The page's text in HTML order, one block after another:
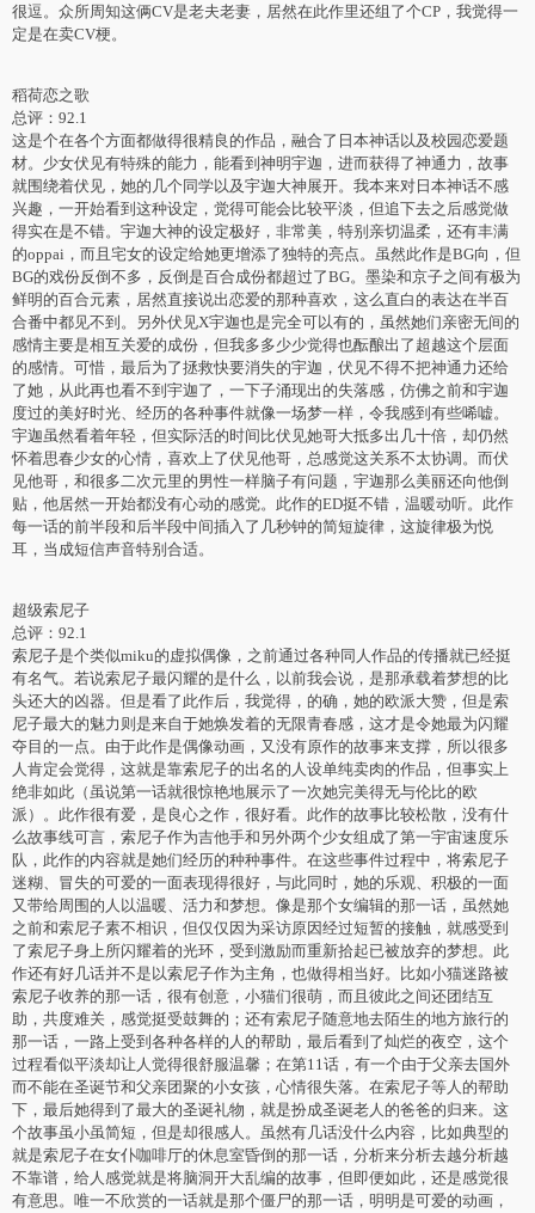
很逗。众所周知这俩CV是老夫老妻，居然在此作里还组了个CP，我觉得一
定是在卖CV梗。
稻荷恋之歌
总评：92.1
这是个在各个方面都做得很精良的作品，融合了日本神话以及校园恋爱题
材。少女伏见有特殊的能力，能看到神明宇迦，进而获得了神通力，故事
就围绕着伏见，她的几个同学以及宇迦大神展开。我本来对日本神话不感
兴趣，一开始看到这种设定，觉得可能会比较平淡，但追下去之后感觉做
得实在是不错。宇迦大神的设定极好，非常美，特别亲切温柔，还有丰满
的oppai，而且宅女的设定给她更增添了独特的亮点。虽然此作是BG向，但
BG的戏份反倒不多，反倒是百合成份都超过了BG。墨染和京子之间有极为
鲜明的百合元素，居然直接说出恋爱的那种喜欢，这么直白的表达在半百
合番中都见不到。另外伏见X宇迦也是完全可以有的，虽然她们亲密无间的
感情主要是相互关爱的成份，但我多多少少觉得也酝酿出了超越这个层面
的感情。可惜，最后为了拯救快要消失的宇迦，伏见不得不把神通力还给
了她，从此再也看不到宇迦了，一下子涌现出的失落感，仿佛之前和宇迦
度过的美好时光、经历的各种事件就像一场梦一样，令我感到有些唏嘘。
宇迦虽然看着年轻，但实际活的时间比伏见她哥大抵多出几十倍，却仍然
怀着思春少女的心情，喜欢上了伏见他哥，总感觉这关系不太协调。而伏
见他哥，和很多二次元里的男性一样脑子有问题，宇迦那么美丽还向他倒
贴，他居然一开始都没有心动的感觉。此作的ED挺不错，温暖动听。此作
每一话的前半段和后半段中间插入了几秒钟的简短旋律，这旋律极为悦
耳，当成短信声音特别合适。
超级索尼子
总评：92.1
索尼子是个类似miku的虚拟偶像，之前通过各种同人作品的传播就已经挺
有名气。若说索尼子最闪耀的是什么，以前我会说，是那承载着梦想的比
头还大的凶器。但是看了此作后，我觉得，的确，她的欧派大赞，但是索
尼子最大的魅力则是来自于她焕发着的无限青春感，这才是令她最为闪耀
夺目的一点。由于此作是偶像动画，又没有原作的故事来支撑，所以很多
人肯定会觉得，这就是靠索尼子的出名的人设单纯卖肉的作品，但事实上
绝非如此（虽说第一话就很惊艳地展示了一次她完美得无与伦比的欧
派）。此作很有爱，是良心之作，很好看。此作的故事比较松散，没有什
么故事线可言，索尼子作为吉他手和另外两个少女组成了第一宇宙速度乐
队，此作的内容就是她们经历的种种事件。在这些事件过程中，将索尼子
迷糊、冒失的可爱的一面表现得很好，与此同时，她的乐观、积极的一面
又带给周围的人以温暖、活力和梦想。像是那个女编辑的那一话，虽然她
之前和索尼子素不相识，但仅仅因为采访原因经过短暂的接触，就感受到
了索尼子身上所闪耀着的光环，受到激励而重新拾起已被放弃的梦想。此
作还有好几话并不是以索尼子作为主角，也做得相当好。比如小猫迷路被
索尼子收养的那一话，很有创意，小猫们很萌，而且彼此之间还团结互
助，共度难关，感觉挺受鼓舞的；还有索尼子随意地去陌生的地方旅行的
那一话，一路上受到各种各样的人的帮助，最后看到了灿烂的夜空，这个
过程看似平淡却让人觉得很舒服温馨；在第11话，有一个由于父亲去国外
而不能在圣诞节和父亲团聚的小女孩，心情很失落。在索尼子等人的帮助
下，最后她得到了最大的圣诞礼物，就是扮成圣诞老人的爸爸的归来。这
个故事虽小虽简短，但是却很感人。虽然有几话没什么内容，比如典型的
就是索尼子在女仆咖啡厅的休息室昏倒的那一话，分析来分析去越分析越
不靠谱，给人感觉就是将脑洞开大乱编的故事，但即便如此，还是感觉很
有意思。唯一不欣赏的一话就是那个僵尸的那一话，明明是可爱的动画，